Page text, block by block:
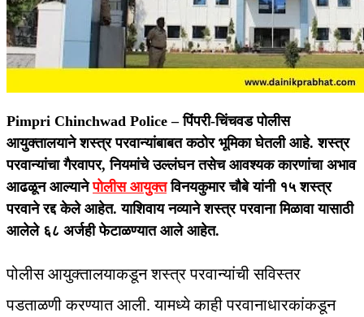
Pimpri Chinchwad Police –पिंपरी-चिंचवड पोलीस
आयुक्तालयाने शस्त्र परवान्यांबाबत कठोर भूमिका घेतली आहे. शस्त्र
परवान्यांचा गैरवापर, नियमांचे उल्लंघन तसेच आवश्यक कारणांचा अभाव
आढळून आल्यानेपोलीस आयुक्तविनयकुमार चौबे यांनी १५ शस्त्र
परवाने रद्द केले आहेत. याशिवाय नव्याने शस्त्र परवाना मिळावा यासाठी
आलेले ६८ अर्जही फेटाळण्यात आले आहेत.
पोलीस आयुक्तालयाकडून शस्त्र परवान्यांची सविस्तर
पडताळणी करण्यात आली. यामध्ये काही परवानाधारकांकडून